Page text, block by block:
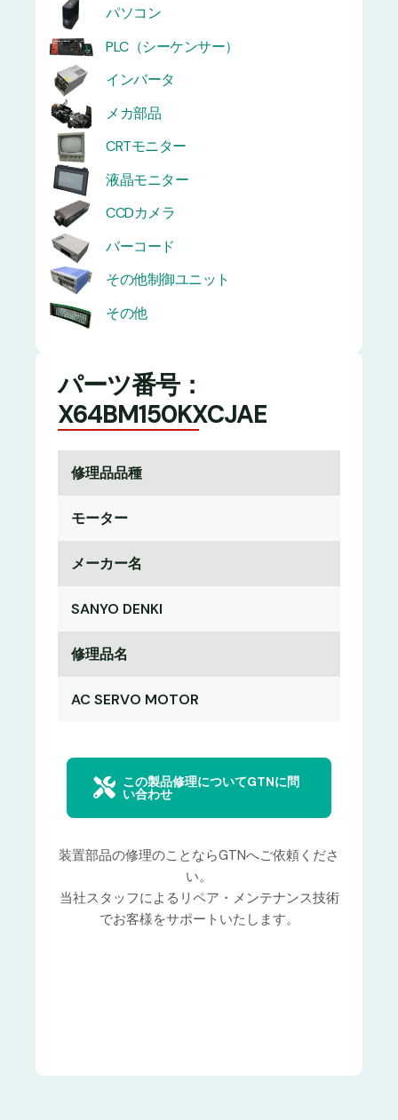
パソコン
PLC（シーケンサー）
インバータ
メカ部品
CRTモニター
液晶モニター
CCDカメラ
バーコード
その他制御ユニット
その他
パーツ番号：
X64BM150KXCJAE
修理品品種
モーター
メーカー名
SANYO DENKI
修理品名
AC SERVO MOTOR
この製品修理についてGTNに問
い合わせ
装置部品の修理のことならGTNへご依頼くださ
い。
当社スタッフによるリペア・メンテナンス技術
でお客様をサポートいたします。